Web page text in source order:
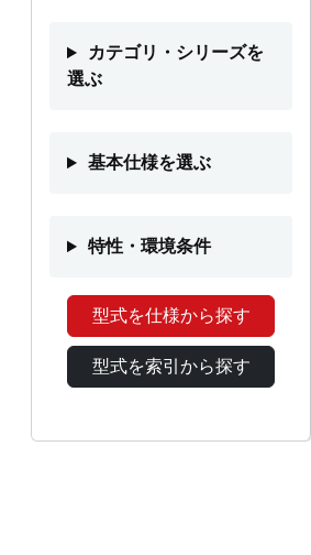
カテゴリ・シリーズを
選ぶ
基本仕様を選ぶ
特性・環境条件
型式を仕様から探す
型式を索引から探す